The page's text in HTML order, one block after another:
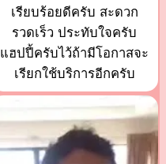
เรียบร้อยดีครับ สะดวก
รวดเร็ว ประทับใจครับ
แฮปปี้ครับไว้ถ้ามีโอกาสจะ
เรียกใช้บริการอีกครับ